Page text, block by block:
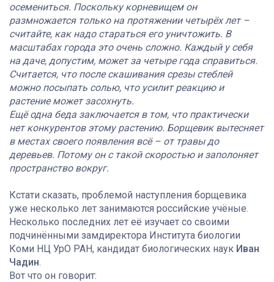
осемениться. Поскольку корневищем он
размножается только на протяжении четырёх лет –
считайте, как надо стараться его уничтожить. В
масштабах города это очень сложно. Каждый у себя
на даче, допустим, может за четыре года справиться.
Считается, что после скашивания срезы стеблей
можно посыпать солью, что усилит реакцию и
растение может засохнуть.
Ещё одна беда заключается в том, что практически
нет конкурентов этому растению. Борщевик вытесняет
в местах своего появления всё – от травы до
деревьев. Потому он с такой скоростью и заполоняет
пространство вокруг.
Кстати сказать, проблемой наступления борщевика
уже несколько лет занимаются российские учёные.
Несколько последних лет её изучает со своими
подчинёнными замдиректора Института биологии
Коми НЦ УрО РАН, кандидат биологических наук Иван
Чадин.
Вот что он говорит: